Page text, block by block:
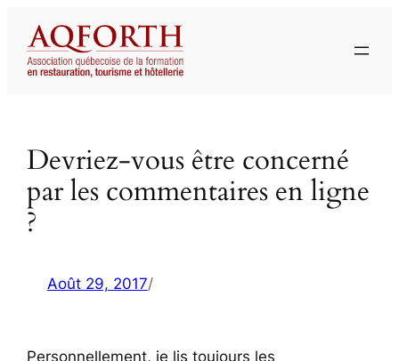
contenu
Devriez-vous être concerné
par les commentaires en ligne
?
Août 29, 2017/
Personnellement, je lis toujours les